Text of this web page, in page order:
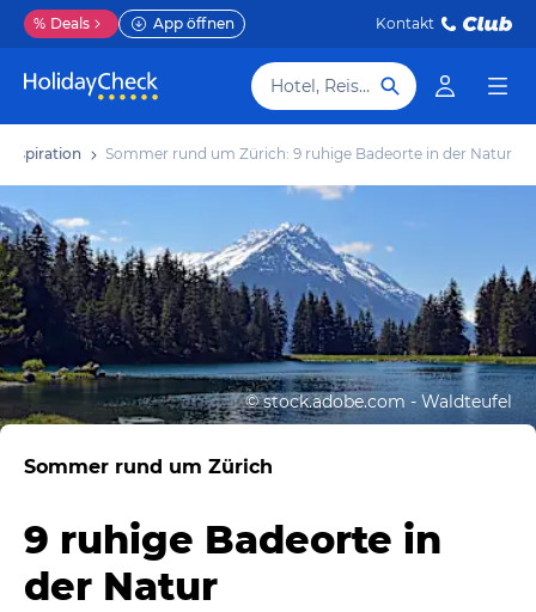
% Deals App öffnen Kontakt
Hotel, Reiseziel
Inspiration Sommer rund um Zürich: 9 ruhige Badeorte in der Natur
©stock.adobe.com - Waldteufel
Sommer rund um Zürich
9 ruhige Badeorte in
der Natur